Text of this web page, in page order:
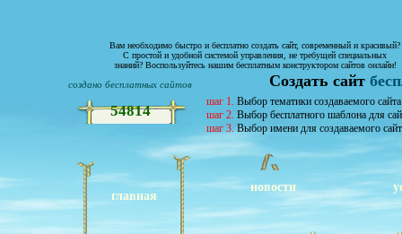
Вам необходимо быстро и бесплатно создать сайт, современный и красивый?
С простой и удобной системой управления, не требущей специальных
знаний? Воспользуйтесь нашим бесплатным конструктором сайтов онлайн!
создано бесплатных сайтов
54814
Создать сайт
шаг 1. Выбор тематики создаваемого сайта
шаг 2. Выбор бесплатного шаблона для
шаг 3.Выбор имени для создаваемого
главная
новости